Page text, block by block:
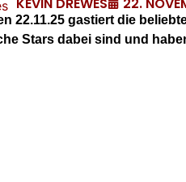
22.11.25 gastiert die
Stars dabei sind und